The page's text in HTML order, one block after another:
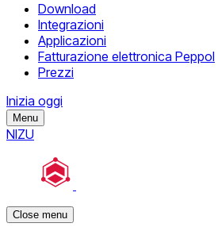
Download
Integrazioni
Applicazioni
Fatturazione elettronica Peppol
Prezzi
Inizia oggi
Menu
NIZU
Close menu